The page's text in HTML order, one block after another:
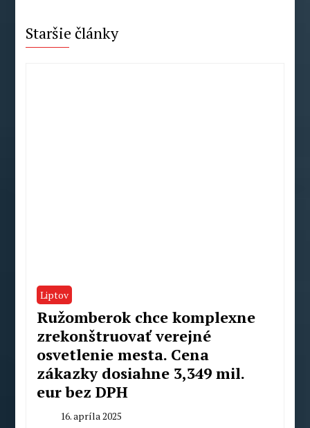
Staršie články
Liptov
Ružomberok chce komplexne
zrekonštruovať verejné
osvetlenie mesta. Cena
zákazky dosiahne 3,349 mil.
eur bez DPH
16. apríla 2025